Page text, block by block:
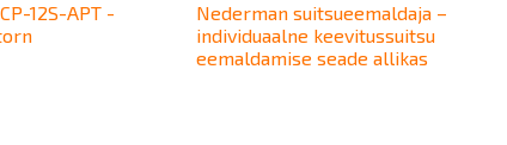
12S-APT -
Nederman suitsueemaldaja –
individuaalne keevitussuitsu
eemaldamise seade allikas